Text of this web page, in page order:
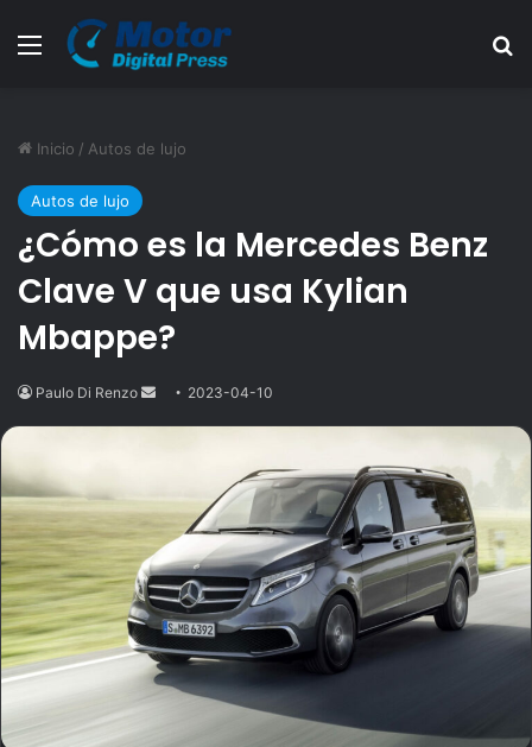
Menú
Inicio / Autos de lujo
Autos de lujo
¿Cómo es la Mercedes Benz
Clave V que usa Kylian
Mbappe?
Paulo Di Renzo
Send2023-04-10